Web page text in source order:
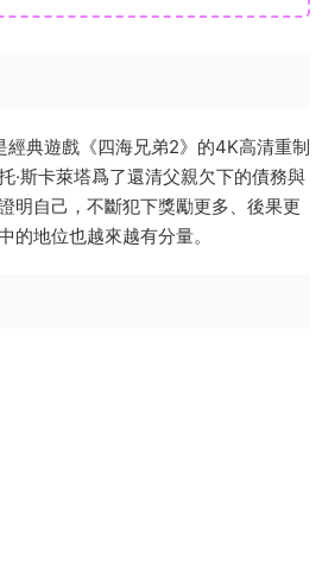
經典遊戲《四海兄弟2》的4K高清重制
·斯卡萊塔爲了還清父親欠下的債務與
明自己，不斷犯下獎勵更多、後果更
的地位也越來越有分量。